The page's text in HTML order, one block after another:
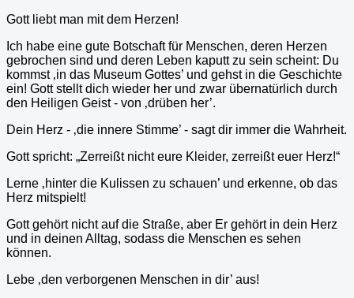
Gott liebt man mit dem Herzen!
Ich habe eine gute Botschaft für Menschen, deren Herzen
gebrochen sind und deren Leben kaputt zu sein scheint: Du
kommst ‚in das Museum Gottes’ und gehst in die Geschichte
ein! Gott stellt dich wieder her und zwar übernatürlich durch
den Heiligen Geist - von ‚drüben her’.
Dein Herz - ‚die innere Stimme’ - sagt dir immer die Wahrheit.
Gott spricht: „Zerreißt nicht eure Kleider, zerreißt euer Herz!“
Lerne ‚hinter die Kulissen zu schauen’ und erkenne, ob das
Herz mitspielt!
Gott gehört nicht auf die Straße, aber Er gehört in dein Herz
und in deinen Alltag, sodass die Menschen es sehen
können.
Lebe ‚den verborgenen Menschen in dir’ aus!